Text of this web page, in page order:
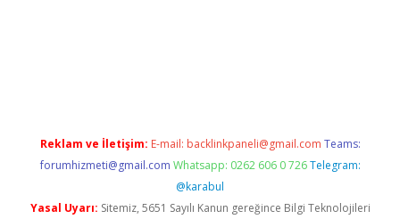
Reklam ve İletişim: E-mail: backlinkpaneli@gmail.com Teams:
forumhizmeti@gmail.com Whatsapp: 0262 606 0 726 Telegram:
@karabul
Yasal Uyarı: Sitemiz, 5651 Sayılı Kanun gereğince Bilgi Teknolojileri